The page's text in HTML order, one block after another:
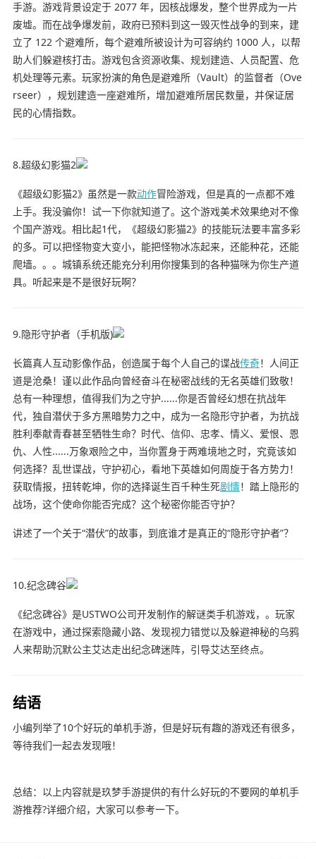
手游。游戏背景设定于 2077 年，因核战爆发，整个世界成为一片
废墟。而在战争爆发前，政府已预料到这一毁灭性战争的到来，建
立了 122 个避难所，每个避难所被设计为可容纳约 1000 人，以帮
助人们躲避核打击。游戏包含资源收集、规划建造、人员配置、危
机处理等元素。玩家扮演的角色是避难所（Vault）的监督者（Ove
rseer），规划建造一座避难所，增加避难所居民数量，并保证居
民的心情指数。
8.超级幻影猫2
《超级幻影猫2》虽然是一款动作冒险游戏，但是真的一点都不难
上手。我没骗你！试一下你就知道了。这个游戏美术效果绝对不像
个国产游戏。相比起1代，《超级幻影猫2》的技能玩法要丰富多彩
的多。可以把怪物变大变小，能把怪物冰冻起来，还能种花，还能
爬墙。。。城镇系统还能充分利用你搜集到的各种猫咪为你生产道
具。听起来是不是很好玩啊？
9.隐形守护者（手机版)
长篇真人互动影像作品，创造属于每个人自己的谍战传奇！人间正
道是沧桑！谨以此作品向曾经奋斗在秘密战线的无名英雄们致敬！
总有一种理想，值得我们为之守护......你是否曾经幻想在抗战年
代，独自潜伏于多方黑暗势力之中，成为一名隐形守护者，为抗战
胜利奉献青春甚至牺牲生命？时代、信仰、忠孝、情义、爱恨、恩
仇、人性......万象艰险之中，当你置身于两难境地之时，究竟该如
何选择？乱世谍战，守护初心，看地下英雄如何周旋于各方势力！
获取情报，扭转乾坤，你的选择诞生百千种生死剧情！踏上隐形的
战场，这个使命你能否完成？这个秘密你能否守护？
讲述了一个关于“潜伏”的故事，到底谁才是真正的“隐形守护者”？
10.纪念碑谷
《纪念碑谷》是USTWO公司开发制作的解谜类手机游戏，。玩家
在游戏中，通过探索隐藏小路、发现视力错觉以及躲避神秘的乌鸦
人来帮助沉默公主艾达走出纪念碑迷阵，引导艾达至终点。
结语
小编列举了10个好玩的单机手游，但是好玩有趣的游戏还有很多，
等待我们一起去发现哦！
总结：以上内容就是玖梦手游提供的有什么好玩的不要网的单机手
游推荐?详细介绍，大家可以参考一下。